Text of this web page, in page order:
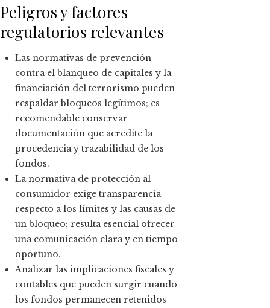
Peligros y factores
regulatorios relevantes
Las normativas de prevención
contra el blanqueo de capitales y la
financiación del terrorismo pueden
respaldar bloqueos legítimos; es
recomendable conservar
documentación que acredite la
procedencia y trazabilidad de los
fondos.
La normativa de protección al
consumidor exige transparencia
respecto a los límites y las causas de
un bloqueo; resulta esencial ofrecer
una comunicación clara y en tiempo
oportuno.
Analizar las implicaciones fiscales y
contables que pueden surgir cuando
los fondos permanecen retenidos